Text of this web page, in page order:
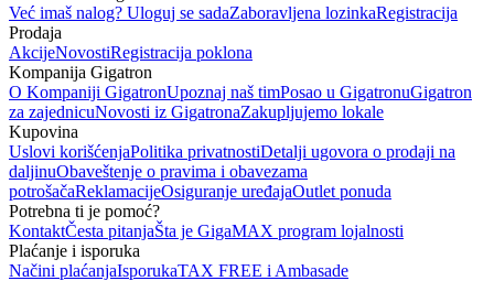
Već imaš nalog? Uloguj se sadaZaboravljena lozinkaRegistracija
Prodaja
AkcijeNovostiRegistracija poklona
Kompanija Gigatron
O Kompaniji GigatronUpoznaj naš timPosao u GigatronuGigatron
za zajednicuNovosti iz GigatronaZakupljujemo lokale
Kupovina
Uslovi korišćenjaPolitika privatnostiDetalji ugovora o prodaji na
daljinuObaveštenje o pravima i obavezama
potrošačaReklamacijeOsiguranje uređajaOutlet ponuda
Potrebna ti je pomoć?
KontaktČesta pitanjaŠta je GigaMAX program lojalnosti
Plaćanje i isporuka
Načini plaćanjaIsporukaTAX FREE i Ambasade